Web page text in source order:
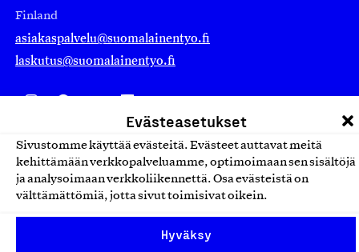
Evästeasetukset
Sivustomme käyttää evästeitä. Evästeet auttavat meitä
kehittämään verkkopalveluamme, optimoimaan sen sisältöjä
ja analysoimaan verkkoliikennettä. Osa evästeistä on
välttämättömiä, jotta sivut toimisivat oikein.
Hyväksy
Finland
asiakaspalvelu@suomalainentyo.fi
laskutus@suomalainentyo.fi
Avainlippu